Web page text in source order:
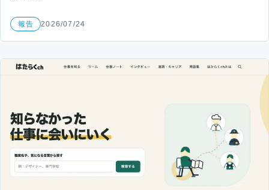
報告 2026/07/24